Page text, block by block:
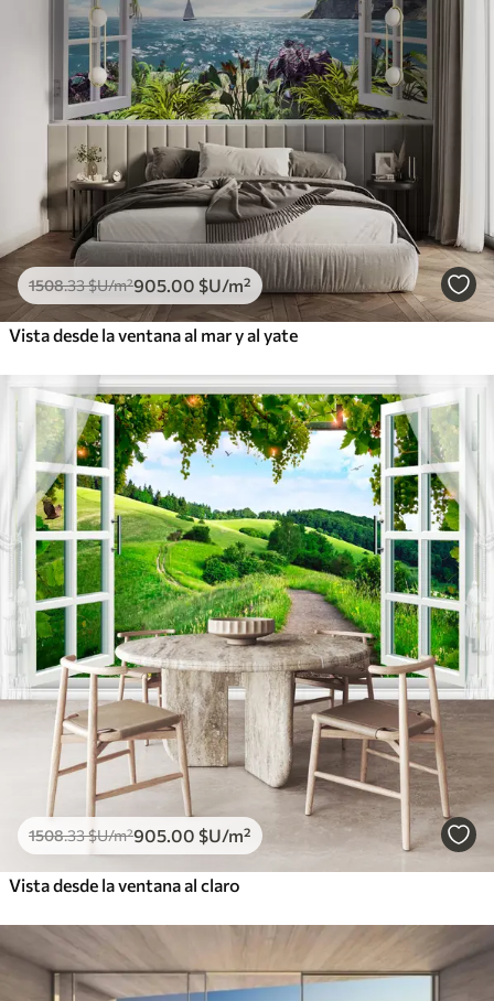
1508.33$U/m²905 .00 $U/m²
Vista desde la ventana al mar y al yate
1508.33$U/m²905 .00 $U/m²
Vista desde la ventana al claro